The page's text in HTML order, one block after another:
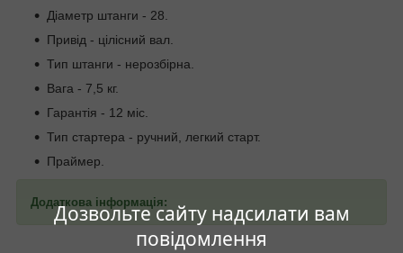
Дозвольте сайту надсилати вам
повідомлення
Діаметр штанги - 28.
Привід - цілісний вал.
Тип штанги - нерозбірна.
Вага - 7,5 кг.
Гарантія - 12 міс.
Тип стартера - ручний, легкий старт.
Праймер.
Додаткова інформація: